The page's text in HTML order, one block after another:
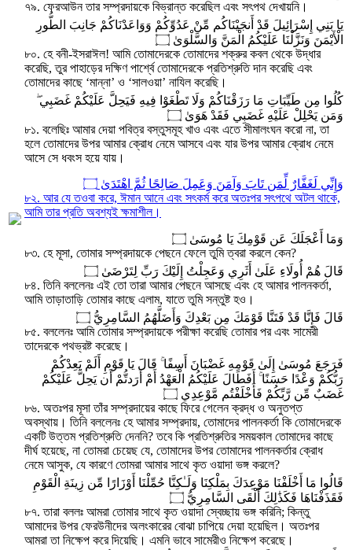
৭৯. ফেরআউন তার সম্প্রদায়কে বিভ্রান্ত করেছিল এবং সৎপথ দেখায়নি।
يَا بَنِي إِسْرَائِيلَ قَدْ أَنجَيْنَاكُم مِّنْ عَدُوِّكُمْ وَوَاعَدْنَاكُمْ جَانِبَ الطُّورِ
الْأَيْمَنَ وَنَزَّلْنَا عَلَيْكُمُ الْمَنَّ وَالسَّلْوَىٰ ۝
৮০. হে বনী-ইসরাঈল! আমি তোমাদেরকে তোমাদের শক্রুর কবল থেকে উদ্ধার
করেছি, তুর পাহাড়ের দক্ষিণ পার্শ্বে তোমাদেরকে প্রতিশ্রুতি দান করেছি এবং
তোমাদের কাছে ‘মান্না’ ও ‘সালওয়া’ নাযিল করেছি।
كُلُوا مِن طَيِّبَاتِ مَا رَزَقْنَاكُمْ وَلَا تَطْغَوْا فِيهِ فَيَحِلَّ عَلَيْكُمْ غَضَبِي ۖ
وَمَن يَحْلِلْ عَلَيْهِ غَضَبِي فَقَدْ هَوَىٰ ۝
৮১. বলেছিঃ আমার দেয়া পবিত্র বস্তুসমূহ খাও এবং এতে সীমালংঘন করো না, তা
হলে তোমাদের উপর আমার ক্রোধ নেমে আসবে এবং যার উপর আমার ক্রোধ নেমে
আসে সে ধবংস হয়ে যায়।
وَإِنِّي لَغَفَّارٌ لِّمَن تَابَ وَآمَنَ وَعَمِلَ صَالِحًا ثُمَّ اهْتَدَىٰ ۝
৮২. আর যে তওবা করে, ঈমান আনে এবং সৎকর্ম করে অতঃপর সৎপথে অটল থাকে,
আমি তার প্রতি অবশ্যই ক্ষমাশীল।
وَمَا أَعْجَلَكَ عَن قَوْمِكَ يَا مُوسَىٰ ۝
৮৩. হে মূসা, তোমার সম্প্রদায়কে পেছনে ফেলে তুমি ত্বরা করলে কেন?
قَالَ هُمْ أُولَاءِ عَلَىٰ أَثَرِي وَعَجِلْتُ إِلَيْكَ رَبِّ لِتَرْضَىٰ ۝
৮৪. তিনি বললেনঃ এই তো তারা আমার পেছনে আসছে এবং হে আমার পালনকর্তা,
আমি তাড়াতাড়ি তোমার কাছে এলাম, যাতে তুমি সন্তুষ্ট হও।
قَالَ فَإِنَّا قَدْ فَتَنَّا قَوْمَكَ مِن بَعْدِكَ وَأَضَلَّهُمُ السَّامِرِيُّ ۝
৮৫. বললেনঃ আমি তোমার সম্প্রদায়কে পরীক্ষা করেছি তোমার পর এবং সামেরী
তাদেরকে পথভ্রষ্ট করেছে।
فَرَجَعَ مُوسَىٰ إِلَىٰ قَوْمِهِ غَضْبَانَ أَسِفًا ۚ قَالَ يَا قَوْمِ أَلَمْ يَعِدْكُمْ
رَبُّكُمْ وَعْدًا حَسَنًا ۚ أَفَطَالَ عَلَيْكُمُ الْعَهْدُ أَمْ أَرَدتُّمْ أَن يَحِلَّ عَلَيْكُمْ
غَضَبٌ مِّن رَّبِّكُمْ فَأَخْلَفْتُم مَّوْعِدِي ۝
৮৬. অতঃপর মূসা তাঁর সম্প্রদায়ের কাছে ফিরে গেলেন ক্রদ্ধ ও অনুতপ্ত
অবস্থায়। তিনি বললেনঃ হে আমার সম্প্রদায়, তোমাদের পালনকর্তা কি তোমাদেরকে
একটি উত্তম প্রতিশ্রুতি দেননি? তবে কি প্রতিশ্রুতির সময়কাল তোমাদের কাছে
দীর্ঘ হয়েছে, না তোমরা চেয়েছ যে, তোমাদের উপর তোমাদের পালনকর্তার ক্রোধ
নেমে আসুক, যে কারণে তোমরা আমার সাথে কৃত ওয়াদা ভঙ্গ করলে?
قَالُوا مَا أَخْلَفْنَا مَوْعِدَكَ بِمَلْكِنَا وَلَـٰكِنَّا حُمِّلْنَا أَوْزَارًا مِّن زِينَةِ الْقَوْمِ
فَقَذَفْنَاهَا فَكَذَٰلِكَ أَلْقَى السَّامِرِيُّ ۝
৮৭. তারা বললঃ আমরা তোমার সাথে কৃত ওয়াদা স্বেচ্ছায় ভঙ্গ করিনি; কিন্তু
আমাদের উপর ফেরউনীদের অলংকারের বোঝা চাপিয়ে দেয়া হয়েছিল। অতঃপর
আমরা তা নিক্ষেপ করে দিয়েছি। এমনি ভাবে সামেরীও নিক্ষেপ করেছে।